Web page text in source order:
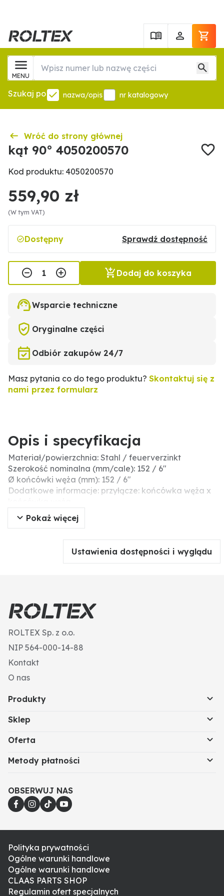
MENU
Szukaj po nazwa/opis nr katalogowy
Wróć do strony głównej
kąt 90° 4050200570
Kod produktu: 4050200570
559,90 zł
(W tym VAT)
Dostępny Sprawdź dostępność
Dodaj do koszyka
Wsparcie techniczne
Oryginalne części
Odbiór zakupów 24/7
Masz pytania co do tego produktu? Skontaktuj się z
nami przez formularz
Opis i specyfikacja
Materiał/powierzchnia: Stahl / feuerverzinkt
Szerokość nominalna (mm/cale): 152 / 6"
Ø końcówki węża (mm): 152 / 6"
Dodatkowe informacje: przyłącze: końcówka węża x
materiał: stal
Pokaż więcej
Ustawienia dostępności i wyglądu
ROLTEX Sp. z o.o.
NIP 564-000-14-88
Kontakt
O nas
Produkty
Sklep
Oferta
Metody płatności
OBSERWUJ NAS
Polityka prywatności
Ogólne warunki handlowe
Ogólne warunki handlowe
CLAAS PARTS SHOP
Regulamin ofert specjalnych